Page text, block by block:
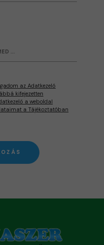
az Adatkezelő
kifejezetten
a weboldal
a Tájékoztatóban